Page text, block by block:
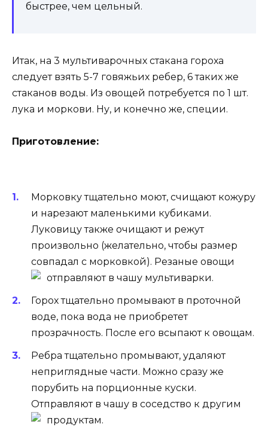
быстрее, чем цельный.
Итак, на 3 мультиварочных стакана гороха
следует взять 5-7 говяжьих ребер, 6 таких же
стаканов воды. Из овощей потребуется по 1 шт.
лука и моркови. Ну, и конечно же, специи.
Приготовление:
Морковку тщательно моют, счищают кожуру
и нарезают маленькими кубиками.
Луковицу также очищают и режут
произвольно (желательно, чтобы размер
совпадал с морковкой). Резаные овощи
отправляют в чашу мультиварки.
Горох тщательно промывают в проточной
воде, пока вода не приобретет
прозрачность. После его всыпают к овощам.
Ребра тщательно промывают, удаляют
неприглядные части. Можно сразу же
порубить на порционные куски.
Отправляют в чашу в соседство к другим
продуктам.